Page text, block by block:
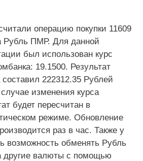
операцию покупки 11609
Рубль ПМР. Для данной
был использован курс
19.1500. Результат
222312.35 Рублей
изменения курса
будет пересчитан в
режиме. Обновление
раз в час. Также у
возможность обменять Рубль
валюты с помощью